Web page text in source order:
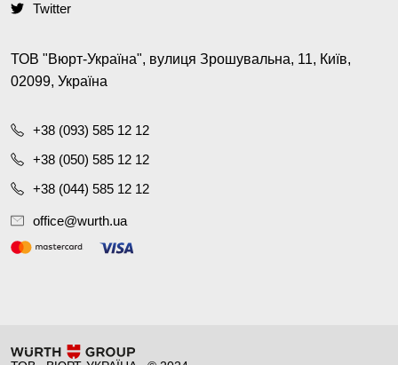
Twitter
ТОВ "Вюрт-Україна", вулиця Зрошувальна, 11, Київ,
02099, Україна
+38 (093) 585 12 12
+38 (050) 585 12 12
+38 (044) 585 12 12
office@wurth.ua